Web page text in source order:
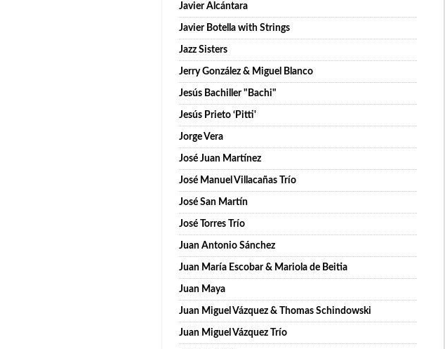
Javier Alcántara
Javier Botella with Strings
Jazz Sisters
Jerry González & Miguel Blanco
Jesús Bachiller "Bachi"
Jesús Prieto ‘Pitti'
Jorge Vera
José Juan Martínez
José Manuel Villacañas Trío
José San Martín
José Torres Trío
Juan Antonio Sánchez
Juan María Escobar & Mariola de Beitia
Juan Maya
Juan Miguel Vázquez & Thomas Schindowski
Juan Miguel Vázquez Trío